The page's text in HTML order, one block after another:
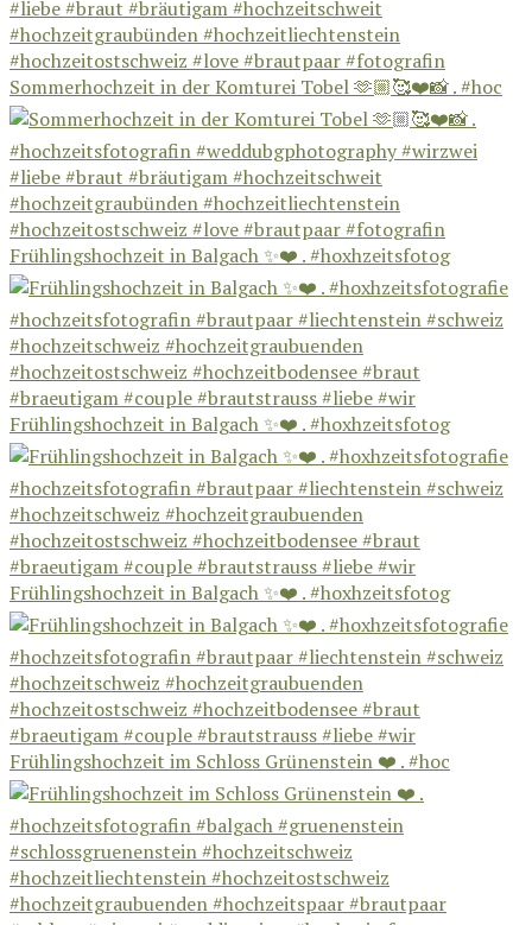
Sommerhochzeit in der Komturei Tobel 🫶🏼🥰❤️📸 . #hoc
Frühlingshochzeit in Balgach ✨❤️ . #hoxhzeitsfotog
Frühlingshochzeit in Balgach ✨❤️ . #hoxhzeitsfotog
Frühlingshochzeit in Balgach ✨❤️ . #hoxhzeitsfotog
Frühlingshochzeit im Schloss Grünenstein ❤️ . #hoc